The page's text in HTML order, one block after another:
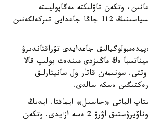
وتكەن تاۋلىكتە مەگاپوليستە
كوروناۆيرۋس ينفەكتسياسىنىڭ 112 جاڭا جاعدايى تىركەلگەنىن
جاعدايدى تۇراقتاندىرۋ
ەڭ ماڭىزدى مىندەت بولىپ قالا
سونىمەن قاتار ول سانيتارلىق
ەسكە سالدى.
الماتى «جاسىل» ايماقتا. ايدىڭ
باسىنان باستاپ كوروناۆيرۋستىق اۋرۋ 2 ەسە ازايدى. وتكەن